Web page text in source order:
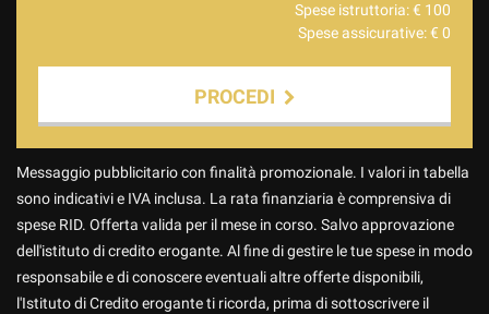
Spese istruttoria: € 100
Spese assicurative: € 0
PROCEDI
Contattaci
Messaggio pubblicitario con finalità promozionale. I valori in tabella
sono indicativi e IVA inclusa. La rata finanziaria è comprensiva di
spese RID. Offerta valida per il mese in corso. Salvo approvazione
dell'istituto di credito erogante. Al fine di gestire le tue spese in modo
responsabile e di conoscere eventuali altre offerte disponibili,
l'Istituto di Credito erogante ti ricorda, prima di sottoscrivere il